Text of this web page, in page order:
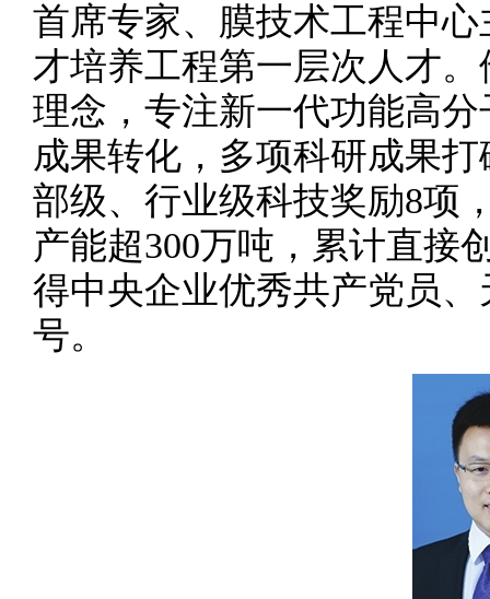
首席专家、膜技术工程中心
才培养工程第一层次人才
理念，专注新一代功能高
成果转化，多项科研成果
部级、行业级科技奖励8项
产能超300万吨，累计直接
得中央企业优秀共产党员
号。